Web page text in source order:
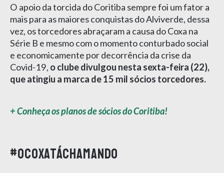
O apoio da torcida do Coritiba sempre foi um fator a
mais para as maiores conquistas do Alviverde, dessa
vez, os torcedores abraçaram a causa do Coxa na
Série B e mesmo com o momento conturbado social
e economicamente por decorrência da crise da
Covid-19, o clube divulgou nesta sexta-feira (22),
que atingiu a marca de 15 mil sócios torcedores.
+ Conheça os planos de sócios do Coritiba!
#OCoxaTáChamando